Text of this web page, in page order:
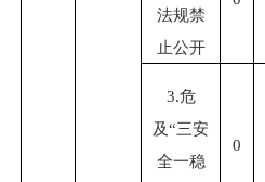
法规禁
止公开
3.危
及“三安
全一稳
0